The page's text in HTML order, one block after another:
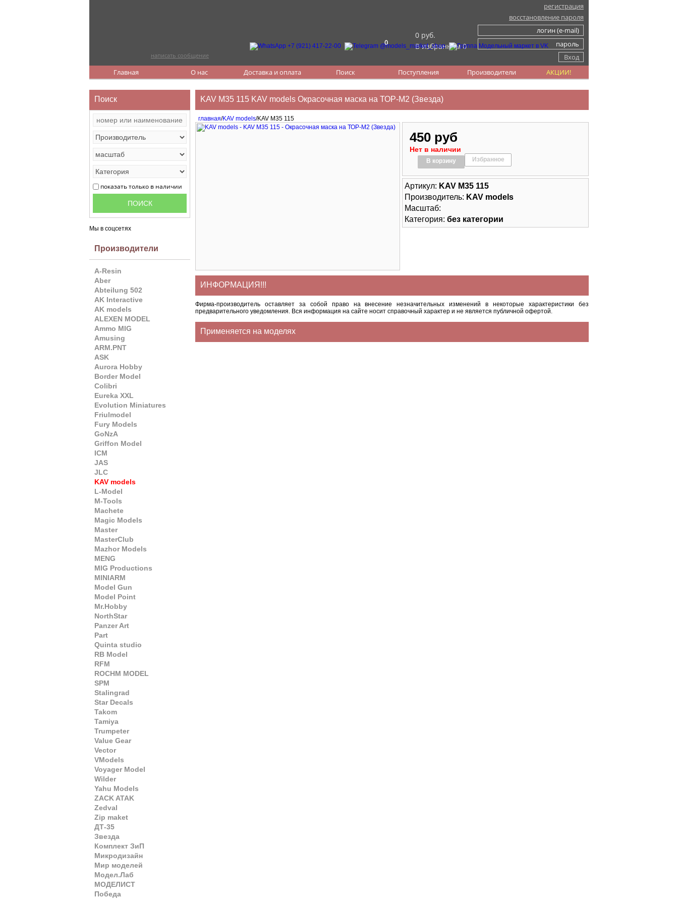
регистрация
восстановление пароля
0
0 руб.
В избранном 0
написать сообщение
Главная О нас Доставка и оплата Поиск Поступления Производители АКЦИИ!
Поиск
показать только в наличии
Мы в соцсетях
Производители
A-Resin
Aber
Abteilung 502
AK Interactive
AK models
ALEXEN MODEL
Ammo MIG
Amusing
ARM.PNT
ASK
Aurora Hobby
Border Model
Colibri
Eureka XXL
Evolution Miniatures
Friulmodel
Fury Models
GoNzA
Griffon Model
ICM
JAS
JLC
KAV models
L-Model
M-Tools
Machete
Magic Models
Master
MasterClub
Mazhor Models
MENG
MIG Productions
MINIARM
Model Gun
Model Point
Mr.Hobby
NorthStar
Panzer Art
Part
Quinta studio
RB Model
RFM
ROCHM MODEL
SPM
Stalingrad
Star Decals
Takom
Tamiya
Trumpeter
Value Gear
Vector
VModels
Voyager Model
Wilder
Yahu Models
ZACK ATAK
Zedval
Zip maket
ДТ-35
Звезда
Комплект ЗиП
Микродизайн
Мир моделей
Модел.Лаб
МОДЕЛИСТ
Победа
KAV M35 115 KAV models Окрасочная маска на ТОР-М2 (Звезда)
главная/KAV models/KAV M35 115
450 руб
Нет в наличии
В корзину Избранное
Артикул: KAV M35 115
Производитель: KAV models
Масштаб:
Категория: без категории
ИНФОРМАЦИЯ!!!
Фирма-производитель оставляет за собой право на внесение незначительных изменений в некоторые характеристики без
предварительного уведомления. Вся информация на сайте носит справочный характер и не является публичной офертой.
Применяется на моделях